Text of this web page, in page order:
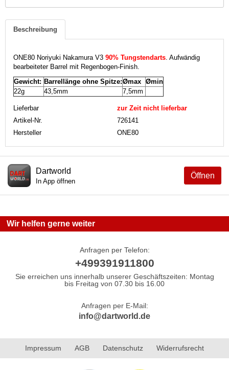
Beschreibung
ONE80 Noriyuki Nakamura V3 90% Tungstendarts . Aufwändig
bearbeiteter Barrel mit Regenbogen-Finish.
Gewicht: Barrellänge ohne Spitze:Ømax Ømin
22g
43,5mm 7,5mm
Lieferbar
zur Zeit nicht lieferbar
Artikel-Nr.
726141
Hersteller
ONE80
Öffnen
Dartworld
In App öffnen
Wir helfen gerne weiter
Anfragen per Telefon:
+499391911800
Sie erreichen uns innerhalb unserer Geschäftszeiten: Montag
bis Freitag von 07.30 bis 16.00
Anfragen per E-Mail:
info@dartworld.de
Impressum AGB Datenschutz Widerrufsrecht